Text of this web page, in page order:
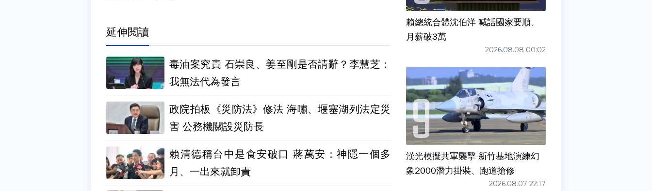
延伸閱讀
毒油案究責 石崇良、姜至剛是否請辭？李慧芝：
我無法代為發言
政院拍板《災防法》修法 海嘯、堰塞湖列法定災
害 公務機關設災防長
賴清德稱台中是食安破口 蔣萬安：神隱一個多
月、一出來就卸責
賴總統合體沈伯洋 喊話國家要順、
月薪破3萬
2026.08.08 00:02
漢光模擬共軍襲擊 新竹基地演練幻
象2000潛力掛裝、跑道搶修
2026.08.07 22:17